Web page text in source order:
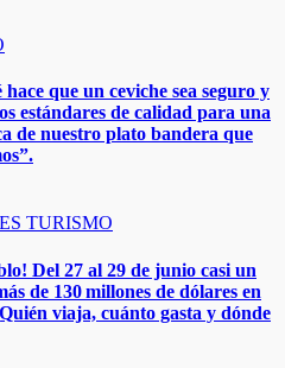
que un ceviche sea seguro y
estándares de calidad para una
de nuestro plato bandera que
TURISMO
Del 27 al 29 de junio casi un
de 130 millones de dólares en
viaja, cuánto gasta y dónde